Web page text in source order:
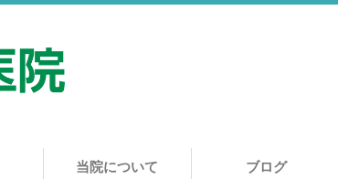
当院について ブログ